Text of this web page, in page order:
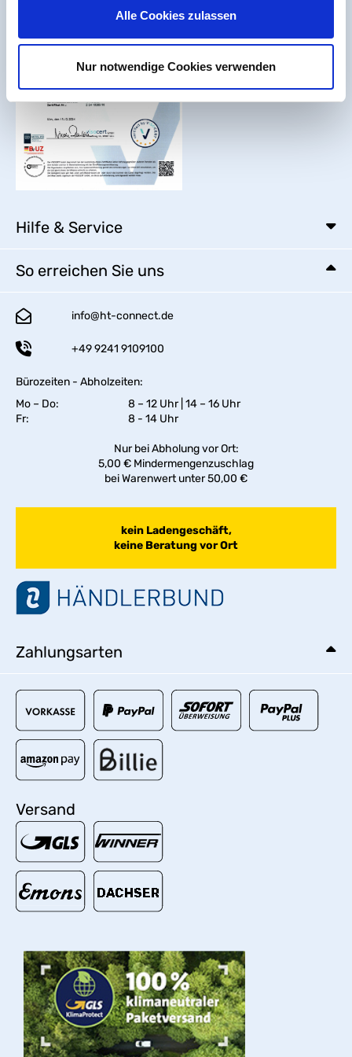
Alle Cookies zulassen
Nur notwendige Cookies verwenden
Hilfe & Service
So erreichen Sie uns
info@ht-connect.de
+49 9241 9109100
Bürozeiten - Abholzeiten:
Mo – Do:
8 – 12 Uhr | 14 – 16 Uhr
Fr:
8 - 14 Uhr
Nur bei Abholung vor Ort:
5,00 € Mindermengenzuschlag
bei Warenwert unter 50,00 €
kein Ladengeschäft,
keine Beratung vor Ort
Zahlungsarten
Versand